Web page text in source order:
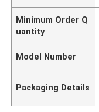
Minimum Order Q
uantity
Model Number
Packaging Details